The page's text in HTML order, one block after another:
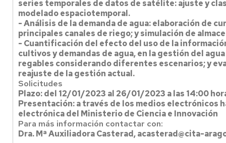
series temporales de datos de satélite: ajuste y
modelado espaciotemporal.
- Análisis de la demanda de agua: elaboración de
principales canales de riego; y simulación de
- Cuantificación del efecto del uso de la
cultivos y demandas de agua, en la gestión del
regables considerando diferentes escenarios; y
reajuste de la gestión actual.
Solicitudes
Plazo: del 12/01/2023 al 26/01/2023 a las 14:00
Presentación: a través de los medios electrónicos
electrónica del Ministerio de Ciencia e Innovación
Para más información contactar con:
Dra. Mª Auxiliadora Casterad, acasterad@cita-